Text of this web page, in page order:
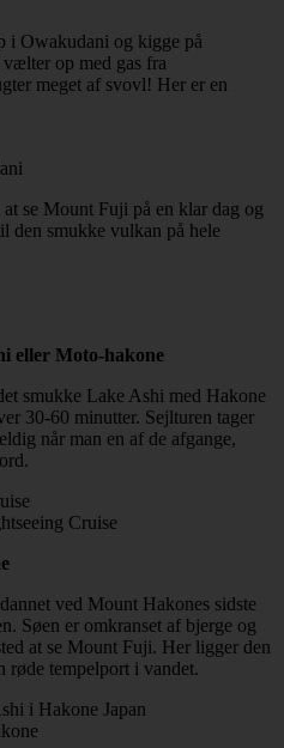
i Owakudani og kigge på
op med gas fra
meget af svovl! Her er en
se Mount Fuji på en klar dag og
den smukke vulkan på hele
eller Moto-hakone
smukke Lake Ashi med Hakone
30-60 minutter. Sejlturen tager
når man en af de afgange,
Cruise
ved Mount Hakones sidste
Søen er omkranset af bjerge og
at se Mount Fuji. Her ligger den
røde tempelport i vandet.